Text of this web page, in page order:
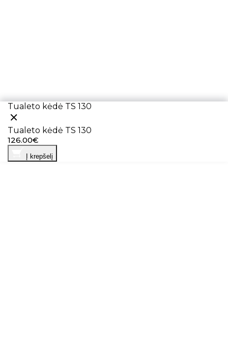
Tualeto kėdė TS 130
Tualeto kėdė TS 130
126.00€
Į krepšelį